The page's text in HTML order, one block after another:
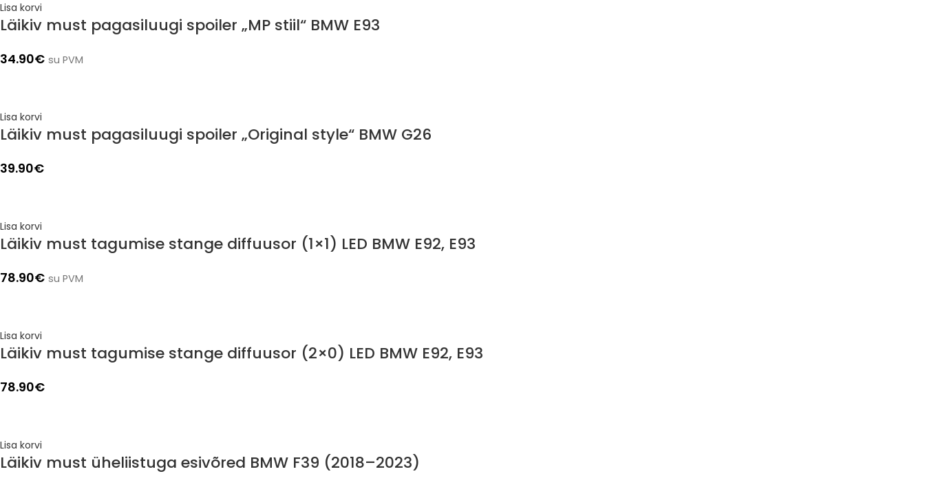
Lisa korvi
Läikiv must pagasiluugi spoiler „MP stiil“ BMW E93
34.90€ su PVM
Lisa korvi
Läikiv must pagasiluugi spoiler „Original style“ BMW G26
39.90€
Lisa korvi
Läikiv must tagumise stange diffuusor (1×1) LED BMW E92, E93
78.90€ su PVM
Lisa korvi
Läikiv must tagumise stange diffuusor (2×0) LED BMW E92, E93
78.90€
Lisa korvi
Läikiv must üheliistuga esivõred BMW F39 (2018–2023)